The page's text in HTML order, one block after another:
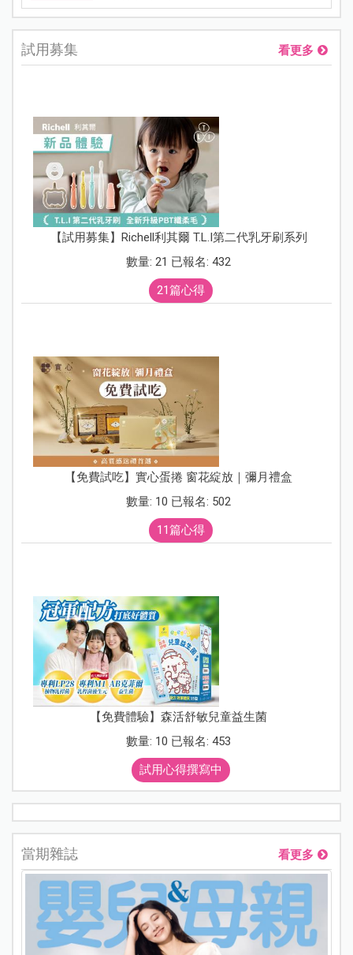
試用募集 看更多
【試用募集】Richell利其爾 T.L.I第二代乳牙刷系列
數量: 21 已報名: 432
21篇心得
【免費試吃】實心蛋捲 窗花綻放｜彌月禮盒
數量: 10 已報名: 502
11篇心得
【免費體驗】森活舒敏兒童益生菌
數量: 10 已報名: 453
試用心得撰寫中
當期雜誌 看更多